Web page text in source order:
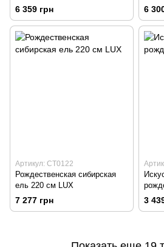
6 359 грн 6
Артикул: CT0122
Рождественская сибирская
ель 220 см LUX
7 277 грн 3